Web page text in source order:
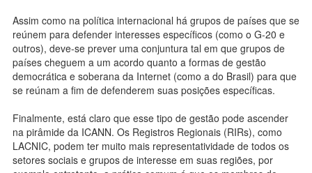
Assim como na política internacional há grupos de países que se
reúnem para defender interesses específicos (como o G-20 e
outros), deve-se prever uma conjuntura tal em que grupos de
países cheguem a um acordo quanto a formas de gestão
democrática e soberana da Internet (como a do Brasil) para que
se reúnam a fim de defenderem suas posições específicas.
Finalmente, está claro que esse tipo de gestão pode ascender
na pirâmide da ICANN. Os Registros Regionais (RIRs), como
LACNIC, podem ter muito mais representatividade de todos os
setores sociais e grupos de interesse em suas regiões, por